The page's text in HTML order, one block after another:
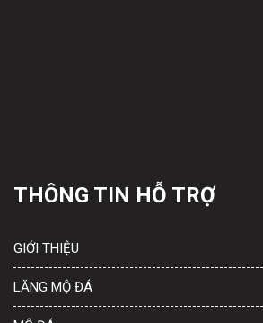
THÔNG TIN HỖ TRỢ
GIỚI THIỆU
LĂNG MỘ ĐÁ